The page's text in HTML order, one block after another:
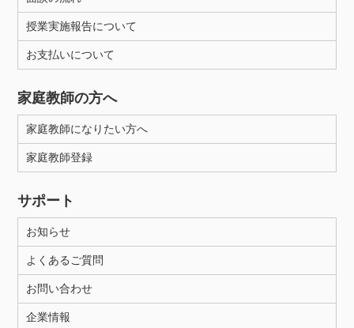
授業実施報告について
お支払いについて
家庭教師の方へ
家庭教師になりたい方へ
家庭教師登録
サポート
お知らせ
よくあるご質問
お問い合わせ
企業情報